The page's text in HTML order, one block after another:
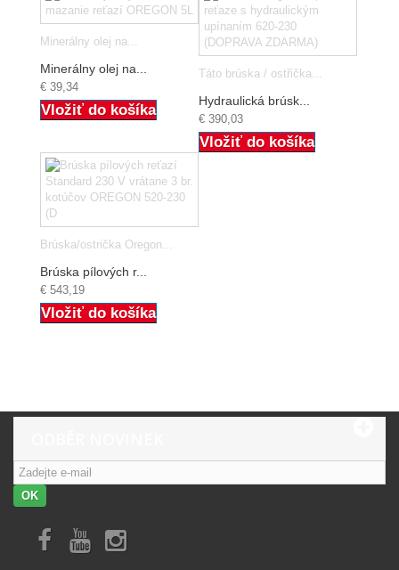
Minerálny olej na...
Minerálny olej na...
€ 39,34
Vložiť do košíka
Táto brúska / ostřička...
Hydraulická brúsk...
€ 390,03
Vložiť do košíka
Brúska/ostrička Oregon...
Brúska pílových r...
€ 543,19
Vložiť do košíka
OK